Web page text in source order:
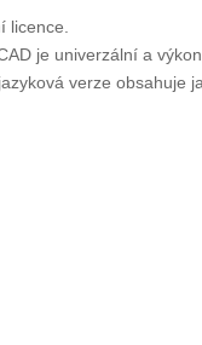
licence.
je univerzální a
verze obsahuje